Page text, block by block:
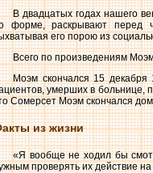
В двадцатых годах нашего
форме, раскрывают перед
его порою из
Всего по произведениям
Моэм скончался 15
умерших в больнице,
Сомерсет Моэм скончался
из жизни
«Я вообще не ходил бы
проверять их действие на